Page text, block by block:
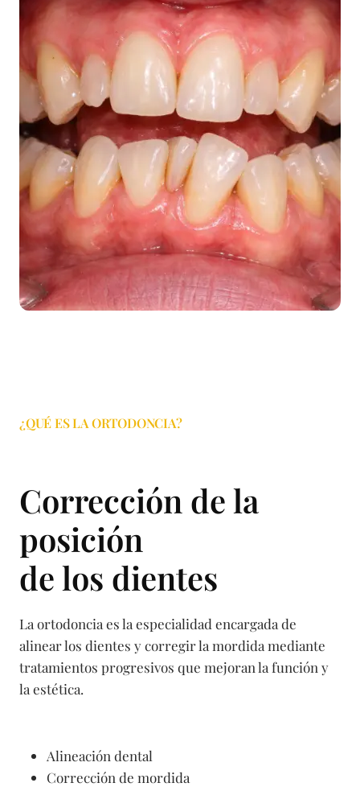
¿QUÉ ES LA ORTODONCIA?
Corrección de la
posición
de los dientes
La ortodoncia es la especialidad encargada de
alinear los dientes y corregir la mordida mediante
tratamientos progresivos que mejoran la función y
la estética.
Alineación dental
Corrección de mordida